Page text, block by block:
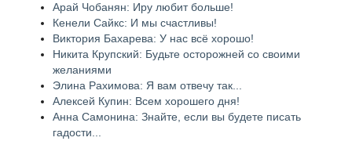
Арай Чобанян: Иру любит больше!
Кенели Сайкс: И мы счастливы!
Виктория Бахарева: У нас всё хорошо!
Никита Крупский: Будьте осторожней со своими
желаниями
Элина Рахимова: Я вам отвечу так...
Алексей Купин: Всем хорошего дня!
Анна Самонина: Знайте, если вы будете писать
гадости...